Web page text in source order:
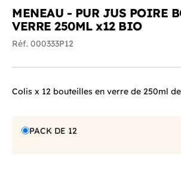
MENEAU - PUR JUS POIRE
VERRE 250ML x12 BIO
Réf. 000333P12
Colis x 12 bouteilles en verre de 250ml
PACK DE 12